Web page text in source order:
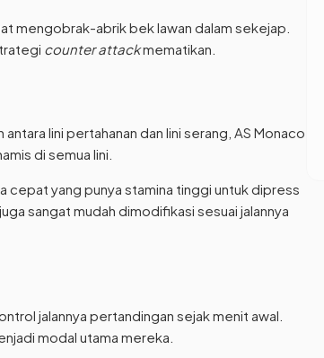
mengobrak-abrik bek lawan dalam sekejap.
counter attackmematikan.
lini pertahanan dan lini serang, AS Monaco
di semua lini.
cepat yang punya stamina tinggi untuk dipress
sangat mudah dimodifikasi sesuai jalannya
jalannya pertandingan sejak menit awal.
modal utama mereka.